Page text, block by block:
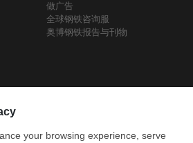
做广告
全球钢铁咨询服
奥博钢铁报告与刊物